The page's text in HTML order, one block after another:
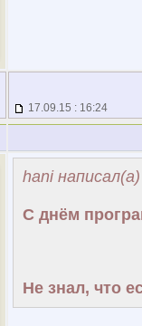
17.09.15 : 16:24
hani написал(а)
С днём
Не знал, что